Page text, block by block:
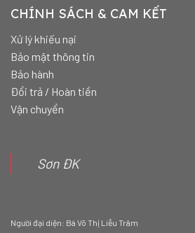
CHÍNH SÁCH & CAM KẾT
Xử lý khiếu nại
Bảo mật thông tin
Bảo hành
Đổi trả / Hoàn tiền
Vận chuyển
Sơn ĐK
Người đại diện: Bà Võ Thị Liễu Trâm